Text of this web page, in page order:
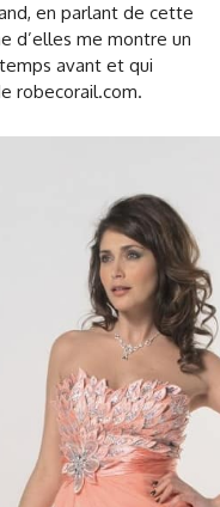
en parlant de cette
d’elles me montre un
avant et qui
robecorail.com.